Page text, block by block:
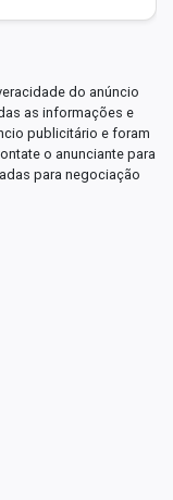
do anúncio
as informações e
publicitário e foram
o anunciante para
para negociação